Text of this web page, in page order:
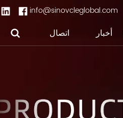
info@sinovcleglobal.com
أخبار اتصال